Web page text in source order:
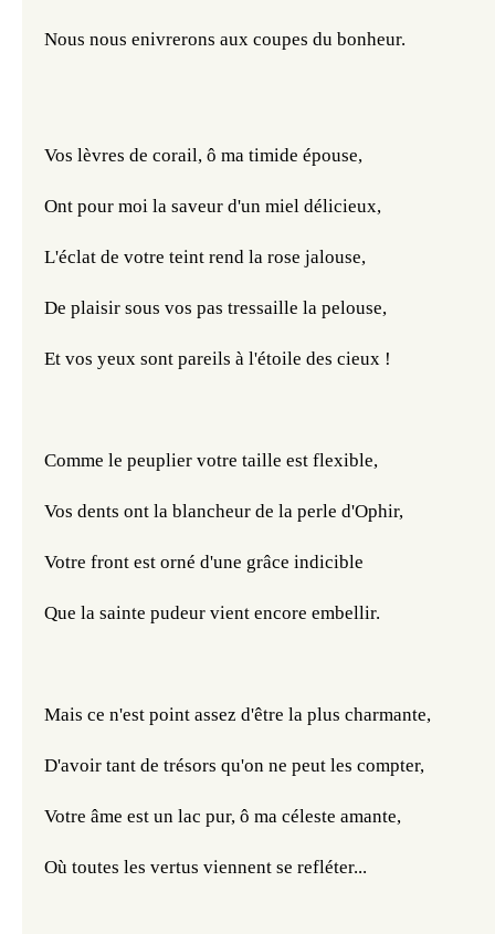
Nous nous enivrerons aux coupes du bonheur.
Vos lèvres de corail, ô ma timide épouse,
Ont pour moi la saveur d'un miel délicieux,
L'éclat de votre teint rend la rose jalouse,
De plaisir sous vos pas tressaille la pelouse,
Et vos yeux sont pareils à l'étoile des cieux !
Comme le peuplier votre taille est flexible,
Vos dents ont la blancheur de la perle d'Ophir,
Votre front est orné d'une grâce indicible
Que la sainte pudeur vient encore embellir.
Mais ce n'est point assez d'être la plus charmante,
D'avoir tant de trésors qu'on ne peut les compter,
Votre âme est un lac pur, ô ma céleste amante,
Où toutes les vertus viennent se refléter...